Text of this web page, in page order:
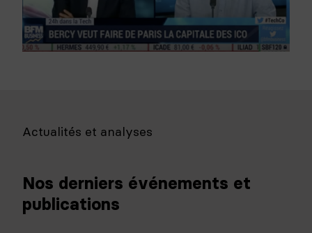
Actualités et analyses
Nos derniers événements et
publications